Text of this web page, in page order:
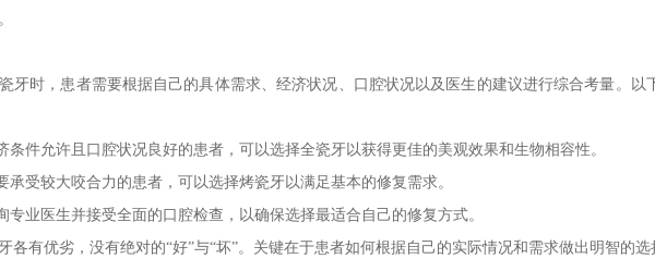
牙时，患者需要根据自己的具体需求、经济状况、口腔状况以及医生的建议进行综合考量。以
条件允许且口腔状况良好的患者，可以选择全瓷牙以获得更佳的美观效果和生物相容性。
承受较大咬合力的患者，可以选择烤瓷牙以满足基本的修复需求。
专业医生并接受全面的口腔检查，以确保选择最适合自己的修复方式。
各有优劣，没有绝对的“好”与“坏”。关键在于患者如何根据自己的实际情况和需求做出明智的选